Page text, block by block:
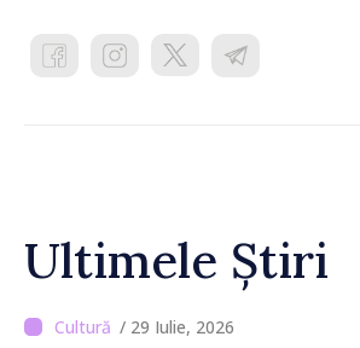
Ultimele Știri
/ 29 Iulie, 2026